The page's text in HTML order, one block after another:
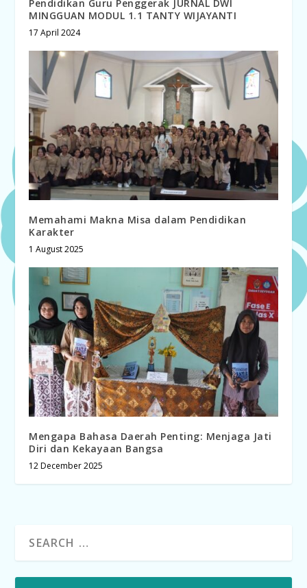
Pendidikan Guru Penggerak JURNAL DWI
MINGGUAN MODUL 1.1 TANTY WIJAYANTI
17 April 2024
Memahami Makna Misa dalam Pendidikan
Karakter
1 August 2025
Mengapa Bahasa Daerah Penting: Menjaga Jati
Diri dan Kekayaan Bangsa
12 December 2025